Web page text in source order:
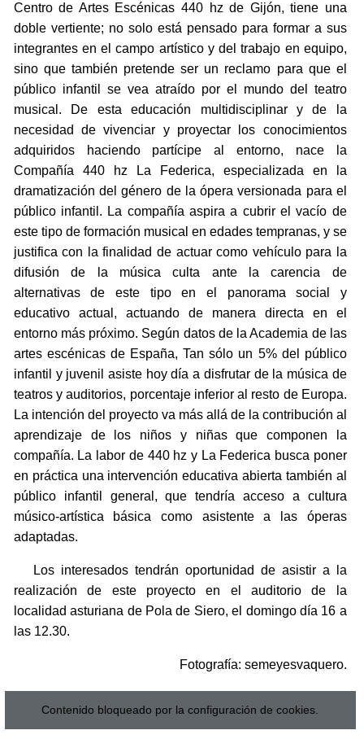
Centro de Artes Escénicas 440 hz de Gijón, tiene una
doble vertiente; no solo está pensado para formar a sus
integrantes en el campo artístico y del trabajo en equipo,
sino que también pretende ser un reclamo para que el
público infantil se vea atraído por el mundo del teatro
musical. De esta educación multidisciplinar y de la
necesidad de vivenciar y proyectar los conocimientos
adquiridos haciendo partícipe al entorno, nace la
Compañía 440 hz La Federica, especializada en la
dramatización del género de la ópera versionada para el
público infantil. La compañía aspira a cubrir el vacío de
este tipo de formación musical en edades tempranas, y se
justifica con la finalidad de actuar como vehículo para la
difusión de la música culta ante la carencia de
alternativas de este tipo en el panorama social y
educativo actual, actuando de manera directa en el
entorno más próximo. Según datos de la Academia de las
artes escénicas de España, Tan sólo un 5% del público
infantil y juvenil asiste hoy día a disfrutar de la música de
teatros y auditorios, porcentaje inferior al resto de Europa.
La intención del proyecto va más allá de la contribución al
aprendizaje de los niños y niñas que componen la
compañía. La labor de 440 hz y La Federica busca poner
en práctica una intervención educativa abierta también al
público infantil general, que tendría acceso a cultura
músico-artística básica como asistente a las óperas
adaptadas.
Los interesados tendrán oportunidad de asistir a la
realización de este proyecto en el auditorio de la
localidad asturiana de Pola de Siero, el domingo día 16 a
las 12.30.
Fotografía: semeyesvaquero.
Contenido bloqueado por la configuración de cookies.